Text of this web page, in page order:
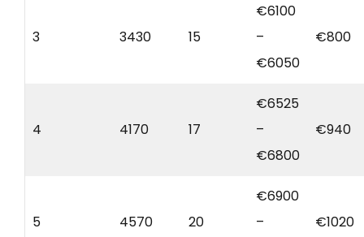
3 3430 15
€6100
–
€6050
€800
4 4170 17
€6525
–
€6800
€940
5 4570 20
€6900
–
€1020